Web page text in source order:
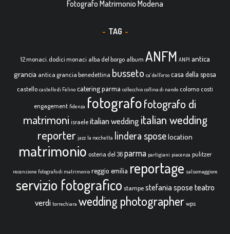
Fotografo Matrimonio Modena
TAG
12 monaci. dodici monaci alba del borgo album ANFM ANPI antica
grancia antica grancia benedettina busseto ca' dell'orso casa della sposa
castello castello di Felino catering parma collecchio collina di nando colorno costi
engagement fidenza fotografofotografo di
matrimoni israele italian wedding italian wedding
reporter jazz la rocchetta lindera sposelocation
matrimonio osteria del 36parma partigiani piacenza pulitzer
recensione fotografo di matrimonio reggio emilia reportage salsomaggiore
servizio fotografico stampe stefania spose teatro
verdi torrechiara wedding photographer wps